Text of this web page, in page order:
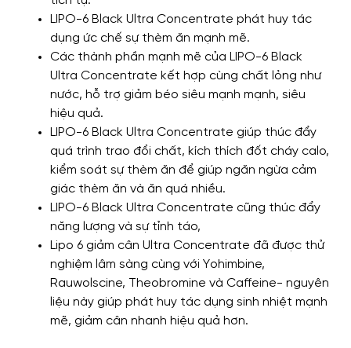
LIPO-6 Black Ultra Concentrate phát huy tác
dụng ức chế sự thèm ăn mạnh mẽ.
Các thành phần mạnh mẽ của LIPO-6 Black
Ultra Concentrate kết hợp cùng chất lỏng như
nước, hỗ trợ giảm béo siêu mạnh mạnh, siêu
hiệu quả.
LIPO-6 Black Ultra Concentrate giúp thúc đẩy
quá trình trao đổi chất, kích thích đốt cháy calo,
kiểm soát sự thèm ăn để giúp ngăn ngừa cảm
giác thèm ăn và ăn quá nhiều.
LIPO-6 Black Ultra Concentrate cũng thúc đẩy
năng lượng và sự tỉnh táo,
Lipo 6 giảm cân Ultra Concentrate đã được thử
nghiệm lâm sàng cùng với Yohimbine,
Rauwolscine, Theobromine và Caffeine- nguyên
liệu này giúp phát huy tác dụng sinh nhiệt mạnh
mẽ, giảm cân nhanh hiệu quả hơn.